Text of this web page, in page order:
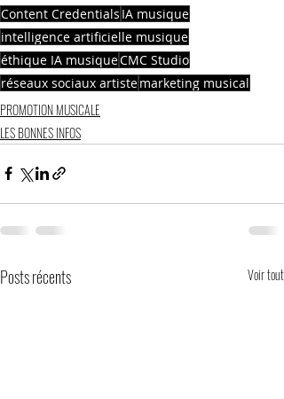
Content Credentials IA musique
intelligence artificielle musique
éthique IA musiqueCMC Studio
réseaux sociaux artistemarketing musical
PROMOTION MUSICALE
LES BONNES INFOS
Posts récents Voir tout